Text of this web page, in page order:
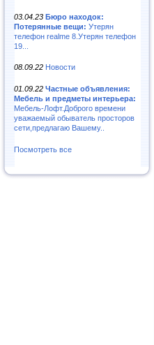
03.04.23 Бюро находок:
Потерянные вещи: Утерян
телефон realme 8.Утерян телефон
19...
08.09.22 Новости
01.09.22 Частные объявления:
Мебель и предметы интерьера:
Мебель-Лофт.Доброго времени
уважаемый обыватель просторов
сети,предлагаю Вашему..
Посмотреть все